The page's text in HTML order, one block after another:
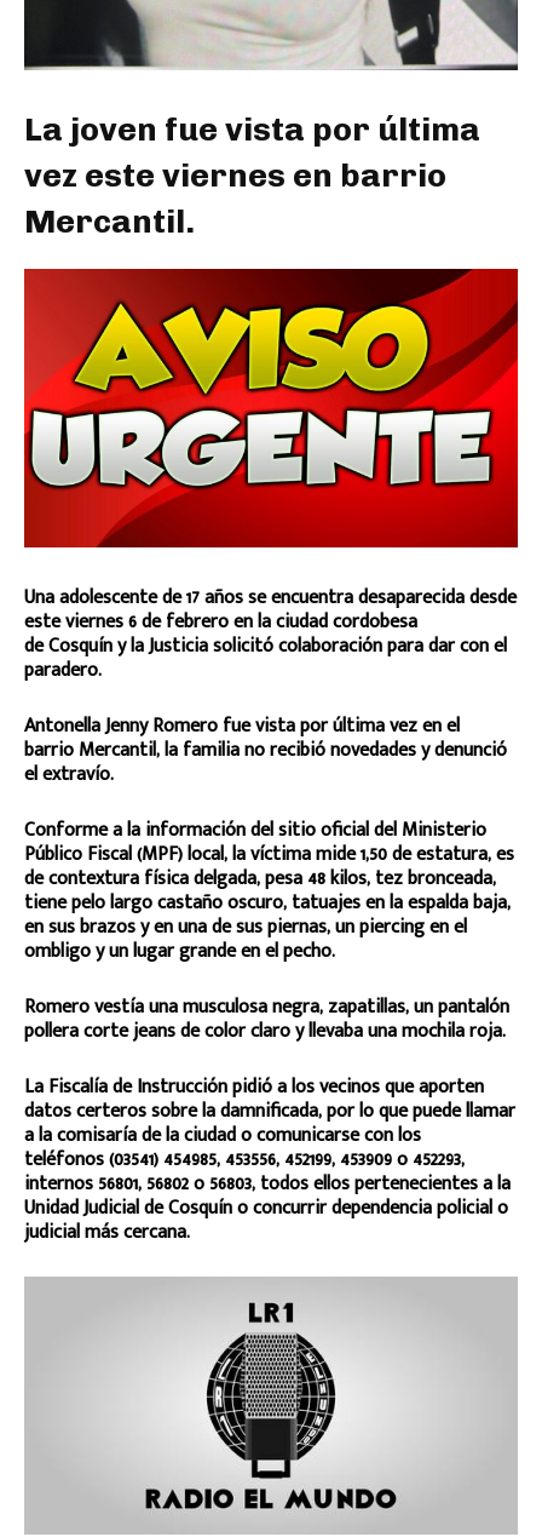
La joven fue vista por última
vez este viernes en barrio
Mercantil.
Una adolescente de 17 años se encuentra desaparecida desde
este viernes 6 de febrero en la ciudad cordobesa
de Cosquín y la Justicia solicitó colaboración para dar con el
paradero.
Antonella Jenny Romero fue vista por última vez en el
barrio Mercantil, la familia no recibió novedades y denunció
el extravío.
Conforme a la información del sitio oficial del Ministerio
Público Fiscal (MPF) local, la víctima mide 1,50 de estatura, es
de contextura física delgada, pesa 48 kilos, tez bronceada,
tiene pelo largo castaño oscuro, tatuajes en la espalda baja,
en sus brazos y en una de sus piernas, un piercing en el
ombligo y un lugar grande en el pecho.
Romero vestía una musculosa negra, zapatillas, un pantalón
pollera corte jeans de color claro y llevaba una mochila roja.
La Fiscalía de Instrucción pidió a los vecinos que aporten
datos certeros sobre la damnificada, por lo que puede llamar
a la comisaría de la ciudad o comunicarse con los
teléfonos (03541) 454985, 453556, 452199, 453909 o 452293,
internos 56801, 56802 o 56803, todos ellos pertenecientes a la
Unidad Judicial de Cosquín o concurrir dependencia policial o
judicial más cercana.